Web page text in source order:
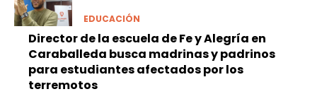
EDUCACIÓN
Director de la escuela de Fe y Alegría en
Caraballeda busca madrinas y padrinos
para estudiantes afectados por los
terremotos